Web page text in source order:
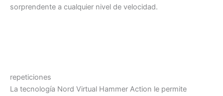
sorprendente a cualquier nivel de velocidad.
repeticiones
La tecnología Nord Virtual Hammer Action le permite